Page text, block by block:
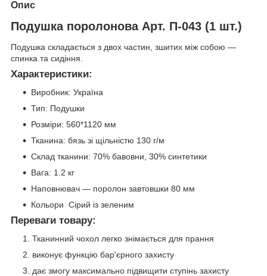
Опис
Подушка поролонова Арт. П-043 (1 шт.)
Подушка складається з двох частин, зшитих між собою —
спинка та сидіння.
Характеристики:
Виробник: Україна
Тип: Подушки
Розміри: 560*1120 мм
Тканина: бязь зі щільністю 130 г/м
Склад тканини: 70% бавовни, 30% синтетики
Вага: 1.2 кг
Наповнювач — поролон завтовшки 80 мм
Кольори Сірий із зеленим
Переваги товару:
Тканинний чохол легко знімається для прання
виконує функцію бар'єрного захисту
дає змогу максимально підвищити ступінь захисту